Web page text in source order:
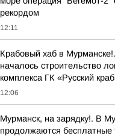
рекордом
12:11
Крабовый хаб в
началось строительство
комплекса ГК «Русский
12:06
Мурманск, на зарядку!. В
продолжаются бесплатные